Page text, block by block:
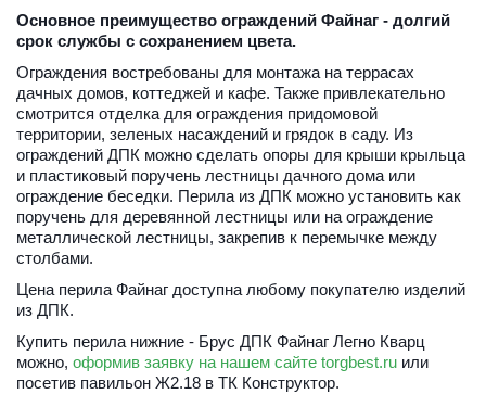
Основное преимущество ограждений Файнаг - долгий
срок службы с сохранением цвета.
Ограждения востребованы для монтажа на террасах
дачных домов, коттеджей и кафе. Также привлекательно
смотрится отделка для ограждения придомовой
территории, зеленых насаждений и грядок в саду. Из
ограждений ДПК можно сделать опоры для крыши крыльца
и пластиковый поручень лестницы дачного дома или
ограждение беседки. Перила из ДПК можно установить как
поручень для деревянной лестницы или на ограждение
металлической лестницы, закрепив к перемычке между
столбами.
Цена перила Файнаг доступна любому покупателю изделий
из ДПК.
Купить перила нижние - Брус ДПК Файнаг Легно Кварц
можно, оформив заявку на нашем сайте torgbest.ru
посетив павильон Ж2.18 в ТК Конструктор.